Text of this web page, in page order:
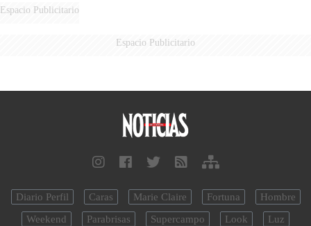
Espacio Publicitario
Espacio Publicitario
Diario Perfil Caras Marie Claire Fortuna
Hombre
Weekend
Parabrisas Supercampo Look
Luz